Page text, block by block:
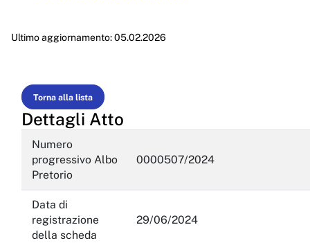
Provvedimenti organi indirizzo politico
Controlli sulle imprese
Bandi di gara e contratti
Sovvenzioni, contributi, sussidi, vantaggi economici
Bilanci
Beni immobili e gestione patrimonio
Controlli e rilievi sull'amministrazione
Ultimo aggiornamento: 05.02.2026
Torna alla lista
Dettagli Atto
Numero
progressivo Albo
Pretorio
0000507/2024
Data di
registrazione
della scheda
29/06/2024